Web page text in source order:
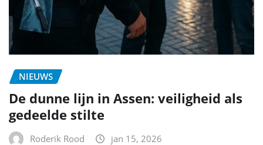
NIEUWS
De dunne lijn in Assen: veiligheid als
gedeelde stilte
Roderik Rood jan 15, 2026